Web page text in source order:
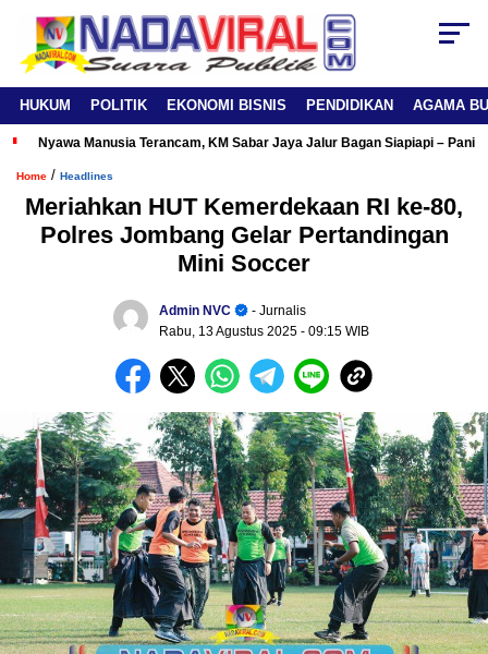
HUKUM POLITIK EKONOMI BISNIS PENDIDIKAN AGAMA
Nyawa Manusia Terancam, KM Sabar Jaya Jalur Bagan Siapiapi –
Home / Headlines
Meriahkan HUT Kemerdekaan RI ke-80,
Polres Jombang Gelar Pertandingan
Mini Soccer
Admin NVC
- Jurnalis
Rabu, 13 Agustus 2025 - 09:15 WIB